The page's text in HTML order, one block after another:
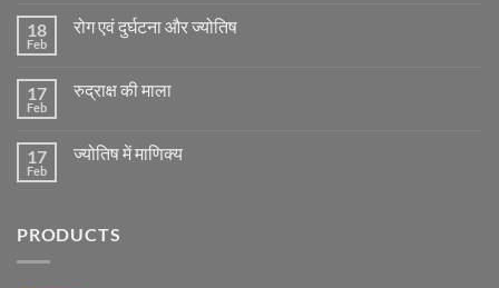
मंगल
के
अनुसार
विचार
18
Feb
रोग एवं दुर्घटना और ज्योतिष
रोग
ज्योतिष
17
Feb
रुद्राक्ष की माला
रुद्राक्ष
17
Feb
ज्योतिष में माणिक्य
में
PRODUCTS